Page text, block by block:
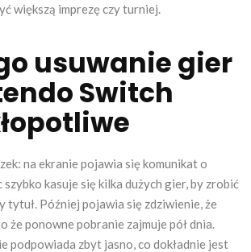
większą imprezę czy turniej.
usuwanie gier
Switch
na ekranie pojawia się komunikat o
szybko kasuje się kilka dużych gier, by zrobić
tytuł. Później pojawia się zdziwienie, że
że ponowne pobranie zajmuje pół dnia.
podpowiada zbyt jasno, co dokładnie jest